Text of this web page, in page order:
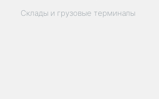
Склады и грузовые терминалы